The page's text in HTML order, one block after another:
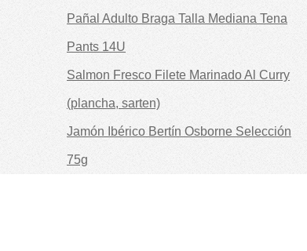
Pañal Adulto Braga Talla Mediana Tena
Pants 14U
Salmon Fresco Filete Marinado Al Curry
(plancha, sarten)
Jamón Ibérico Bertín Osborne Selección
75g